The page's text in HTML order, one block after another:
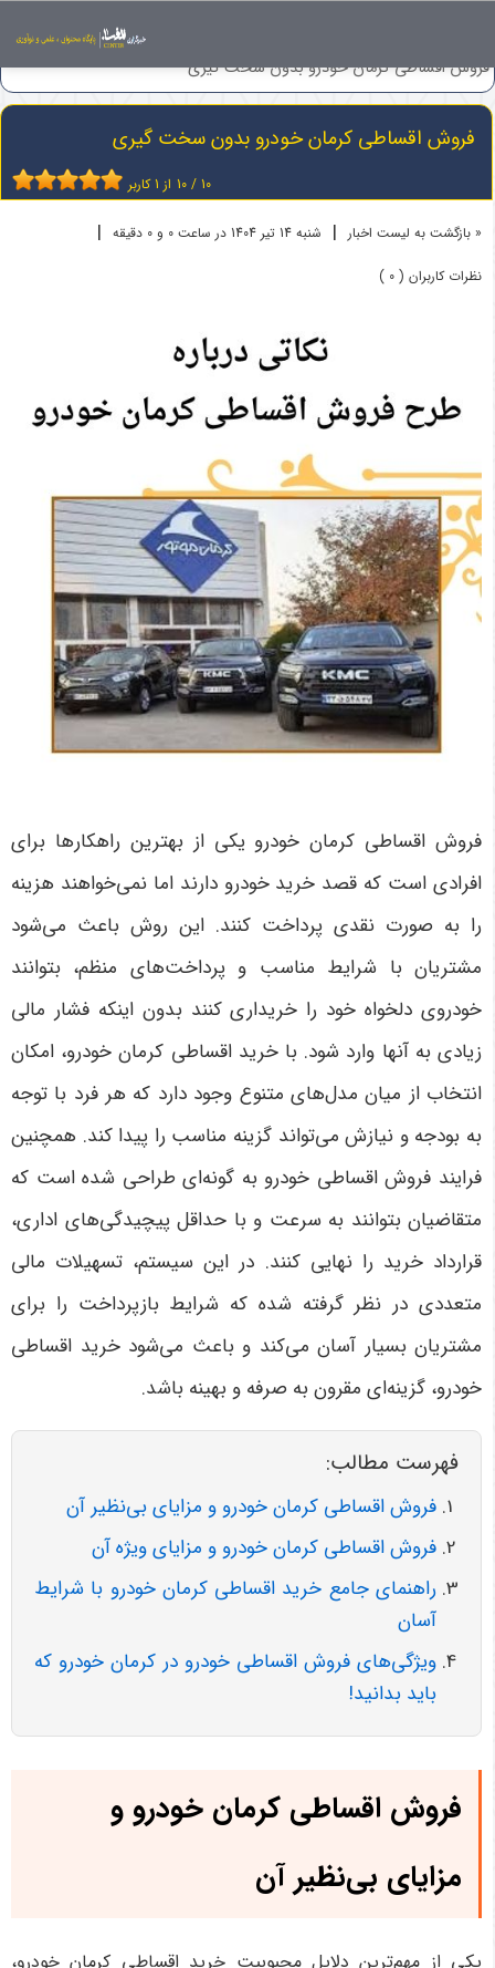
فروش اقساطی کرمان خودرو بدون سخت گیری
فروش اقساطی کرمان خودرو بدون سخت گیری
10 / 10 از 1کاربر
« بازگشت به لیست اخبار | شنبه 14 تير 1404 در ساعت 0 و 0 دقیقه |
نظرات کاربران ( 0 )
فروش اقساطی کرمان خودرو یکی از بهترین راهکارها برای
افرادی است که قصد خرید خودرو دارند اما نمی‌خواهند هزینه
را به صورت نقدی پرداخت کنند. این روش باعث می‌شود
مشتریان با شرایط مناسب و پرداخت‌های منظم، بتوانند
خودروی دلخواه خود را خریداری کنند بدون اینکه فشار مالی
زیادی به آنها وارد شود. با خرید اقساطی کرمان خودرو، امکان
انتخاب از میان مدل‌های متنوع وجود دارد که هر فرد با توجه
به بودجه و نیازش می‌تواند گزینه مناسب را پیدا کند. همچنین
فرایند فروش اقساطی خودرو به گونه‌ای طراحی شده است که
متقاضیان بتوانند به سرعت و با حداقل پیچیدگی‌های اداری،
قرارداد خرید را نهایی کنند. در این سیستم، تسهیلات مالی
متعددی در نظر گرفته شده که شرایط بازپرداخت را برای
مشتریان بسیار آسان می‌کند و باعث می‌شود خرید اقساطی
خودرو، گزینه‌ای مقرون به صرفه و بهینه باشد.
فهرست مطالب:
فروش اقساطی کرمان خودرو و مزایای بی‌نظیر آن
فروش اقساطی کرمان خودرو و مزایای ویژه آن
راهنمای جامع خرید اقساطی کرمان خودرو با شرایط
آسان
ویژگی‌های فروش اقساطی خودرو در کرمان خودرو که
باید بدانید!
فروش اقساطی کرمان خودرو و
مزایای بی‌نظیر آن
یکی از مهم‌ترین دلایل محبوبیت خرید اقساطی کرمان خودرو،